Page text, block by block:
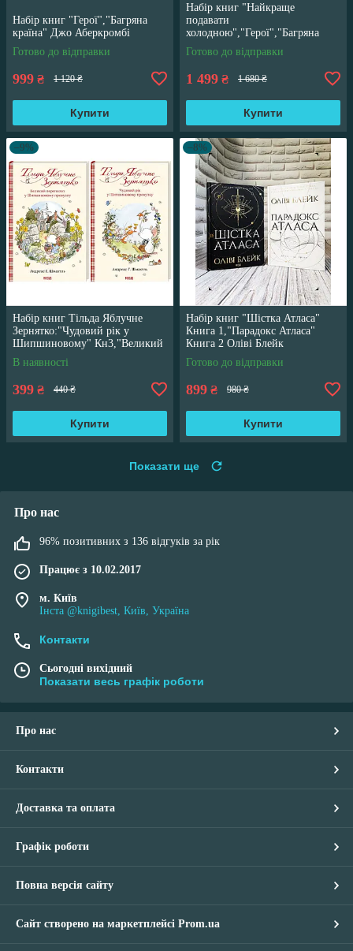
Набір книг "Герої","Багряна
країна" Джо Аберкромбі
Готово до відправки
999 ₴ 1 120 ₴
Купити
Набір книг "Найкраще
подавати
холодною","Герої","Багряна
країна" Джо Аберкромбі
Готово до відправки
1 499 ₴ 1 680 ₴
Купити
–9%
Набір книг Тільда Яблучне
Зернятко:"Чудовий рік у
Шипшиновому" Кн3,"Великий
переполох" Кн 4
В наявності
399 ₴ 440 ₴
Купити
–8%
Набір книг "Шістка Атласа"
Книга 1,"Парадокс Атласа"
Книга 2 Оліві Блейк
Готово до відправки
899 ₴ 980 ₴
Купити
Показати ще
Про нас
96% позитивних з 136 відгуків за рік
Працює з 10.02.2017
м. Київ
Інста @knigibest, Київ, Україна
Контакти
Сьогодні вихідний
Показати весь графік роботи
Про нас
Контакти
Доставка та оплата
Графік роботи
Повна версія сайту
Сайт створено на маркетплейсі Prom.ua